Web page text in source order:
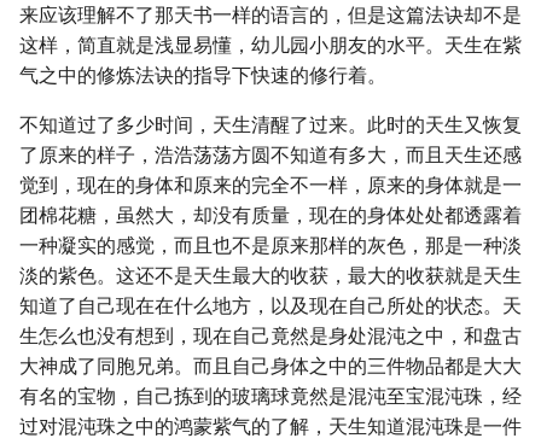
来应该理解不了那天书一样的语言的，但是这篇法诀却不是
这样，简直就是浅显易懂，幼儿园小朋友的水平。天生在紫
气之中的修炼法诀的指导下快速的修行着。
不知道过了多少时间，天生清醒了过来。此时的天生又恢复
了原来的样子，浩浩荡荡方圆不知道有多大，而且天生还感
觉到，现在的身体和原来的完全不一样，原来的身体就是一
团棉花糖，虽然大，却没有质量，现在的身体处处都透露着
一种凝实的感觉，而且也不是原来那样的灰色，那是一种淡
淡的紫色。这还不是天生最大的收获，最大的收获就是天生
知道了自己现在在什么地方，以及现在自己所处的状态。天
生怎么也没有想到，现在自己竟然是身处混沌之中，和盘古
大神成了同胞兄弟。而且自己身体之中的三件物品都是大大
有名的宝物，自己拣到的玻璃球竟然是混沌至宝混沌珠，经
过对混沌珠之中的鸿蒙紫气的了解，天生知道混沌珠是一件